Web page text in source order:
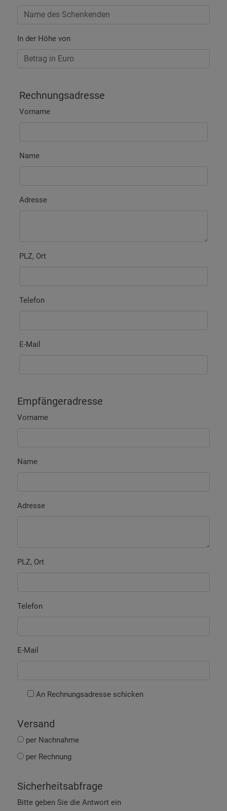
In der Höhe von
Rechnungsadresse
Vorname
Name
Adresse
PLZ, Ort
Telefon
E-Mail
Empfängeradresse
Vorname
Name
Adresse
PLZ, Ort
Telefon
E-Mail
An Rechnungsadresse schicken
Versand
per Nachnahme
per Rechnung
Sicherheitsabfrage
Bitte geben Sie die Antwort ein